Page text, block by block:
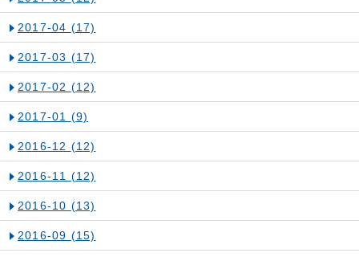
2017-04 (17)
2017-03 (17)
2017-02 (12)
2017-01 (9)
2016-12 (12)
2016-11 (12)
2016-10 (13)
2016-09 (15)